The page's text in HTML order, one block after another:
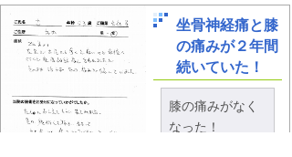
坐骨神経痛と膝
の痛みが２年間
続いていた！
膝の痛みがなく
なった！